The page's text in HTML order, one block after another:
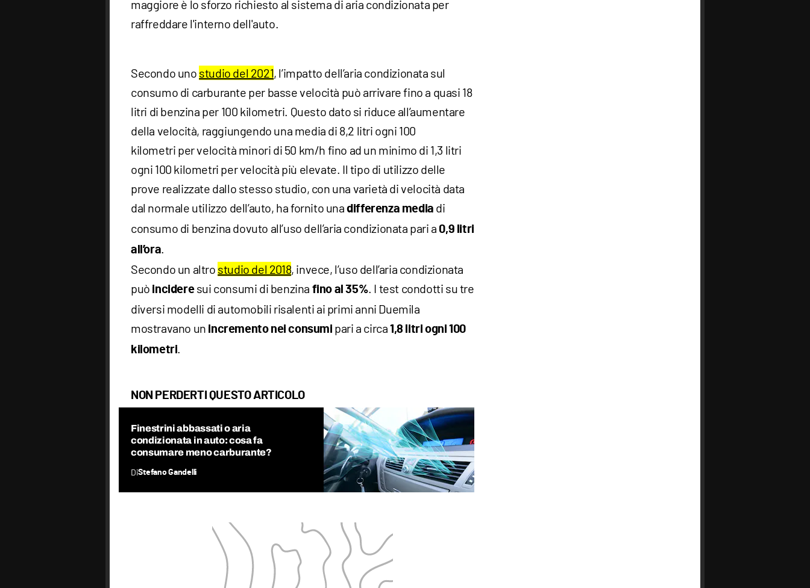
maggiore è lo sforzo richiesto al sistema di aria condizionata per
raffreddare l'interno dell'auto.
Secondo uno studio del 2021, l’impatto dell’aria condizionata sul
consumo di carburante per basse velocità può arrivare fino a quasi 18
litri di benzina per 100 kilometri. Questo dato si riduce all’aumentare
della velocità, raggiungendo una media di 8,2 litri ogni 100
kilometri per velocità minori di 50 km/h fino ad un minimo di 1,3 litri
ogni 100 kilometri per velocità più elevate. Il tipo di utilizzo delle
prove realizzate dallo stesso studio, con una varietà di velocità data
dal normale utilizzo dell’auto, ha fornito unadifferenza media di
consumo di benzina dovuto all’uso dell’aria condizionata pari a 0,9 litri
all’ora.
Secondo un altro studio del 2018, invece, l’uso dell’aria condizionata
può incideresui consumi di benzina fino al 35%. I test condotti su tre
diversi modelli di automobili risalenti ai primi anni Duemila
mostravano un incremento nei consumi pari a circa1,8 litri ogni 100
kilometri.
NON PERDERTI QUESTO ARTICOLO
Finestrini abbassati o aria
condizionata in auto: cosa fa
consumare meno carburante?
DiStefano Gandelli